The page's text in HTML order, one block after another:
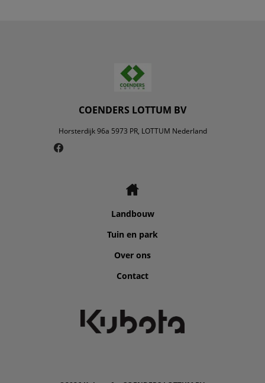
COENDERS LOTTUM BV
Horsterdijk 96a 5973 PR, LOTTUM Nederland
Landbouw
Tuin en park
Over ons
Contact